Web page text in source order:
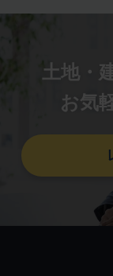
土地・
お気